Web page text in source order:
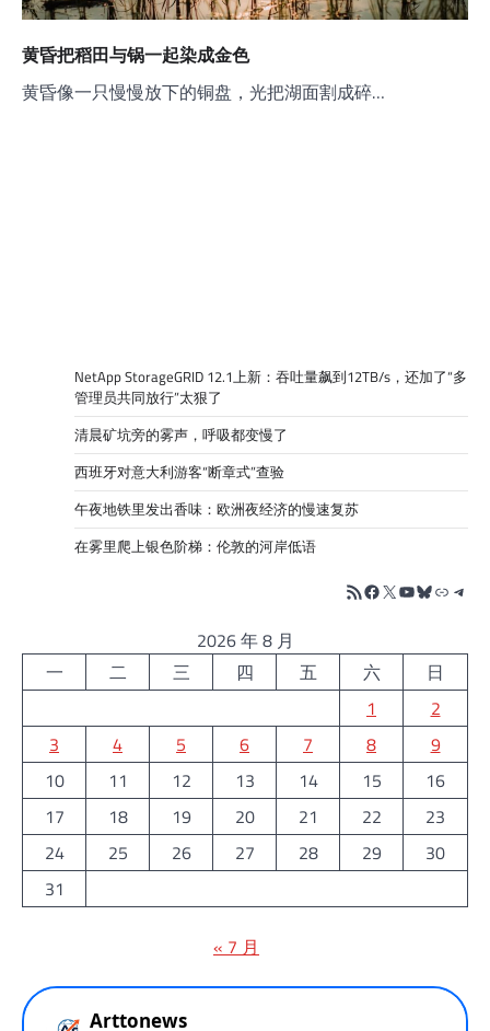
黄昏把稻田与锅一起染成金色
黄昏像一只慢慢放下的铜盘，光把湖面割成碎…
NetApp StorageGRID 12.1上新：吞吐量飙到12TB/s，还加了“多
管理员共同放行”太狠了
清晨矿坑旁的雾声，呼吸都变慢了
西班牙对意大利游客“断章式”查验
午夜地铁里发出香味：欧洲夜经济的慢速复苏
在雾里爬上银色阶梯：伦敦的河岸低语
RSS FeedFacebook
X YouTube
Bluesky
链接
2026 年 8 月
一
二 三 四 五 六
日
1
2
3
4 5 6 7 8
9
10
11 12 13 14 15
16
17
18 19 20 21 22
23
24
25 26 27 28 29
30
31
« 7 月